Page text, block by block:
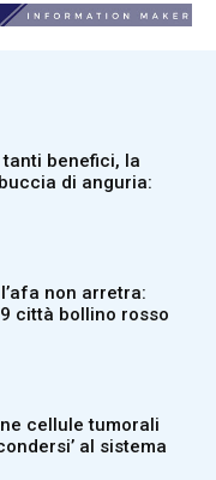
benefici, la
di anguria:
non arretra:
città bollino rosso
cellule tumorali
al sistema